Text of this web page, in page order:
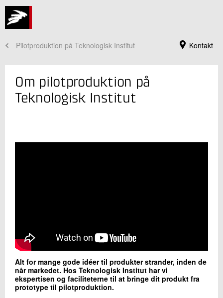
Kontakt
Pilotproduktion på Teknologisk Institut
Send e-mail
Skriv til mig
Om pilotproduktion på
Teknologisk Institut
Alt for mange gode idéer til produkter strander, inden de
når markedet. Hos Teknologisk Institut har vi
ekspertisen og faciliteterne til at bringe dit produkt fra
prototype til pilotproduktion.